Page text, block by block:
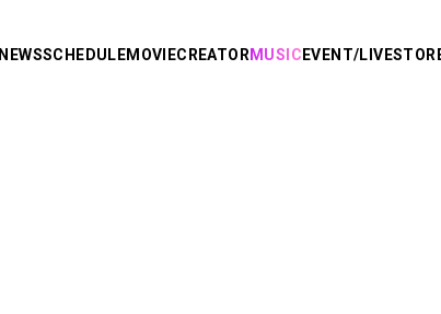
NEWSSCHEDULEMOVIECREATOR MUSIC EVENT/LIVE